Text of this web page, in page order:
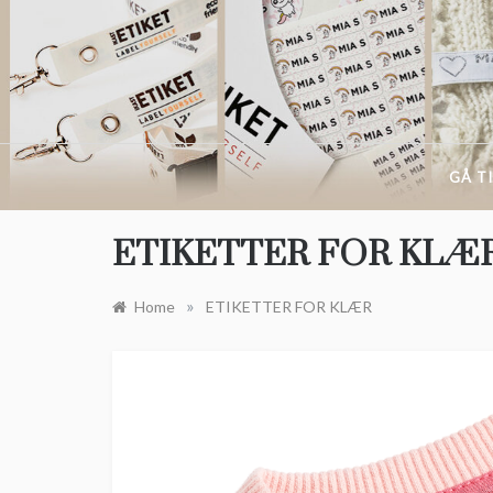
content
GÅ
ETIKETTER FOR
Home » ETIKETTER FOR KLÆR